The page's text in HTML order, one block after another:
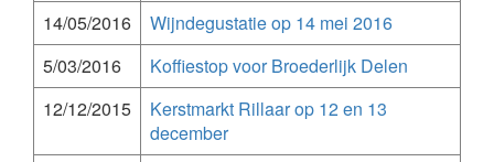
14/05/2016
Wijndegustatie op 14 mei 2016
5/03/2016
Koffiestop voor Broederlijk Delen
12/12/2015
Kerstmarkt Rillaar op 12 en 13
december